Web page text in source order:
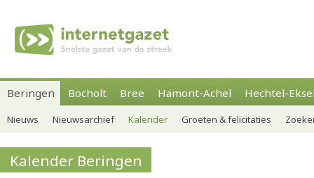
Beringen Bocholt Bree Hamont-Achel Hechtel-
Nieuws Nieuwsarchief Kalender Groeten & felicitaties
Kalender Beringen